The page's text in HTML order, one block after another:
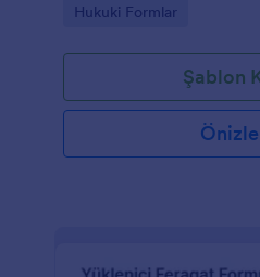
Go to Category:
Hukuki Formlar
Şablon